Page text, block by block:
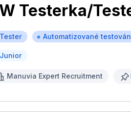
Testerka/
Tester Automatizované
Junior
Manuvia Expert Recruitment